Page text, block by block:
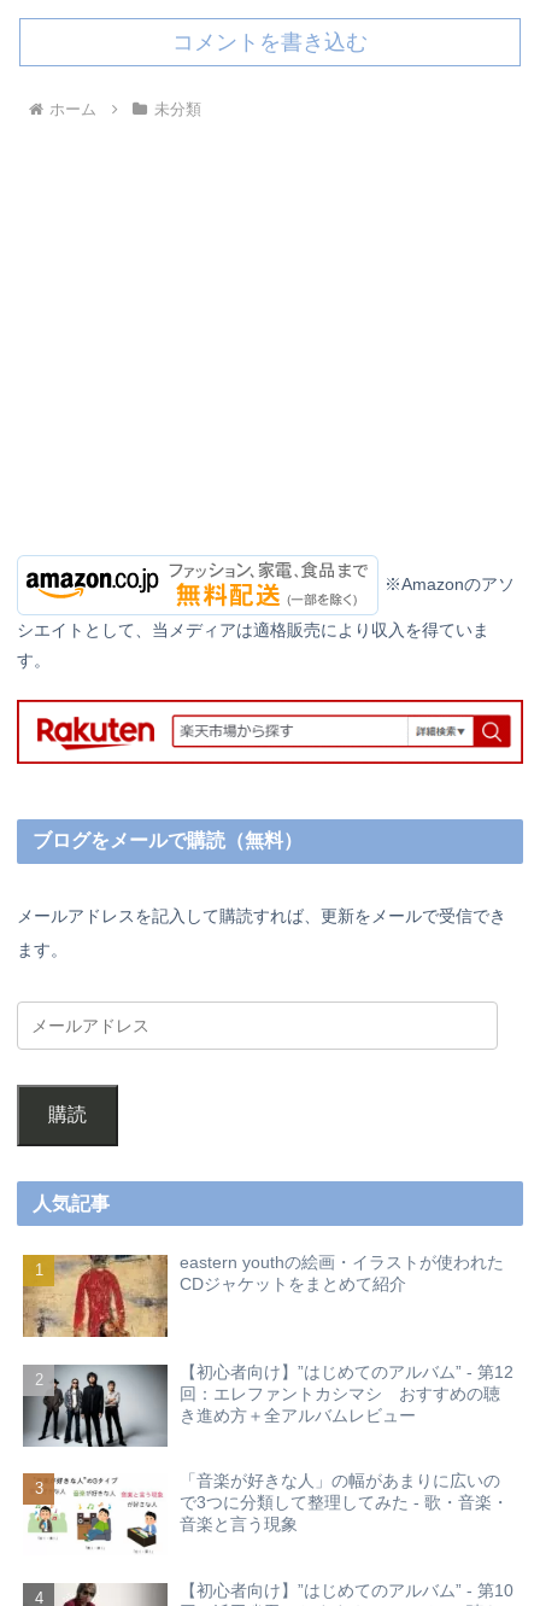
コメントを書き込む
ホーム 未分類
※Amazonのアソ
シエイトとして、当メディアは適格販売により収入を得ていま
す。
ブログをメールで購読（無料）
メールアドレスを記入して購読すれば、更新をメールで受信でき
ます。
購読
人気記事
eastern youthの絵画・イラストが使われた
CDジャケットをまとめて紹介
【初心者向け】”はじめてのアルバム” - 第12
回：エレファントカシマシ おすすめの聴
き進め方＋全アルバムレビュー
「音楽が好きな人」の幅があまりに広いの
で3つに分類して整理してみた - 歌・音楽・
音楽と言う現象
【初心者向け】”はじめてのアルバム” - 第10